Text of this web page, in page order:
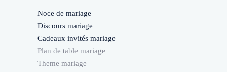
Noce de mariage
Discours mariage
Cadeaux invités mariage
Plan de table mariage
Theme mariage